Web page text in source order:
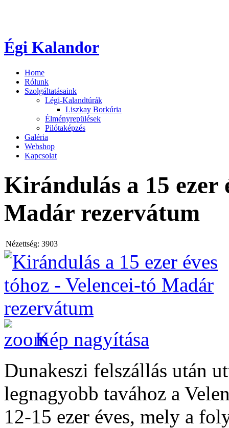
Égi Kalandor
Home
Rólunk
Szolgáltatásaink
Légi-Kalandtúrák
Liszkay Borkúria
Élményrepülések
Pilótaképzés
Galéria
Webshop
Kapcsolat
Kirándulás a 15 ezer
Madár rezervátum
Nézettség: 3903
Kép nagyítása
Dunakeszi felszállás után
legnagyobb tavához a
12-15 ezer éves, mely a